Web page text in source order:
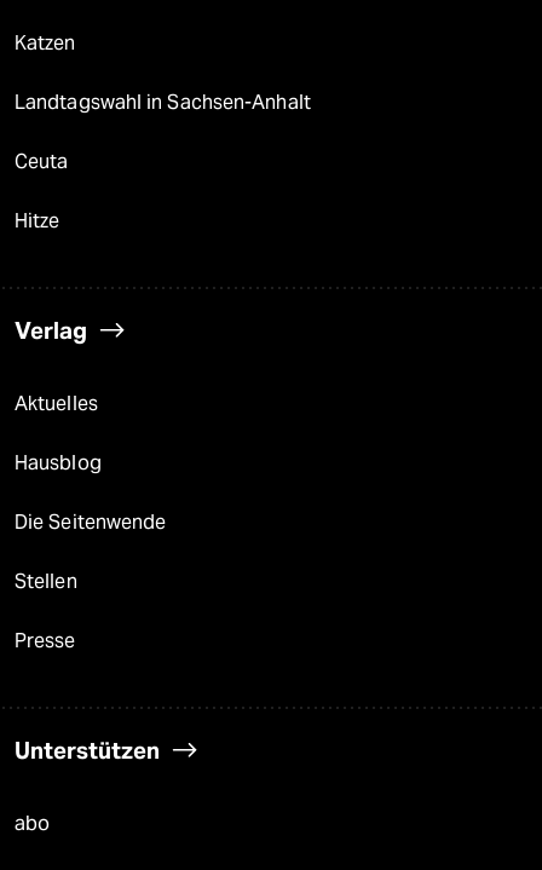
Katzen
Landtagswahl in Sachsen-Anhalt
Ceuta
Hitze
Verlag
Aktuelles
Hausblog
Die Seitenwende
Stellen
Presse
Unterstützen
abo